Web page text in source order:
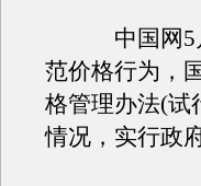
中国网5月8
范价格行为，
格管理办法(试
情况，实行政